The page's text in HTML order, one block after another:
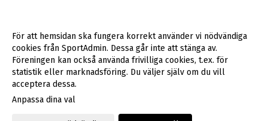
Gå till Webbversion
För att hemsidan ska fungera korrekt använder vi nödvändiga
cookies från SportAdmin. Dessa går inte att stänga av.
Föreningen kan också använda frivilliga cookies, t.ex. för
statistik eller marknadsföring. Du väljer själv om du vill
acceptera dessa.
Anpassa dina val